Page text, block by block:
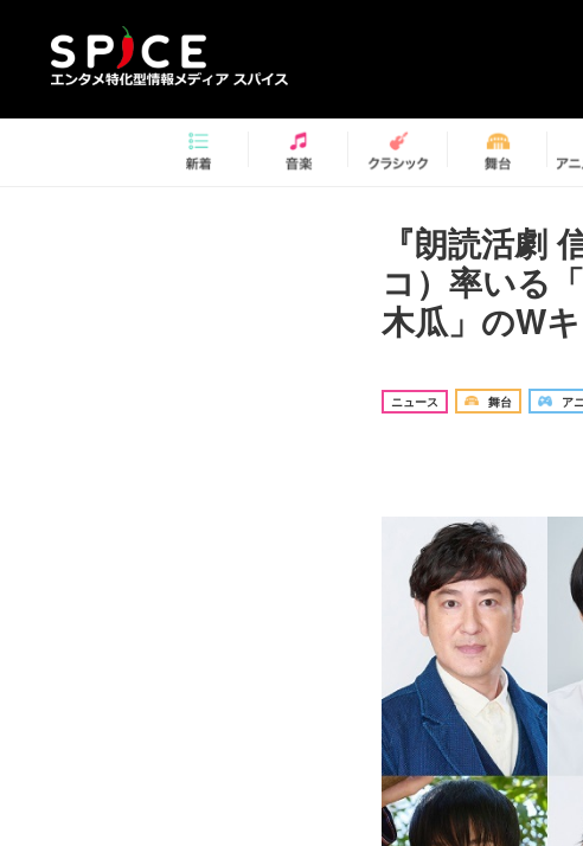
『朗読活劇
コ）率いる
木瓜」のW
ニュース 舞台 ア